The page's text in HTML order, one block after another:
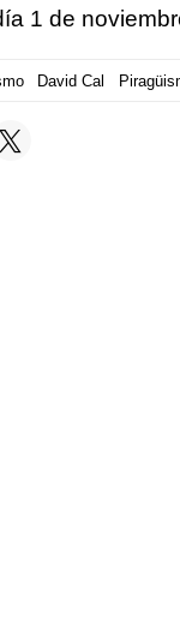
1 de
David Cal